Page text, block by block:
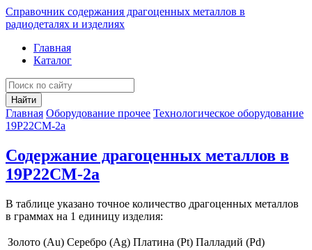
Справочник содержания драгоценных металлов в
радиодеталях и изделиях
Главная
Каталог
Найти
Главная Оборудование прочее Технологическое оборудование
19Р22СМ-2а
Содержание драгоценных металлов в
19Р22СМ-2а
В таблице указано точное количество драгоценных металлов
в граммах на 1 единицу изделия:
Золото (Au) Серебро (Ag) Платина (Pt) Палладий (Pd)